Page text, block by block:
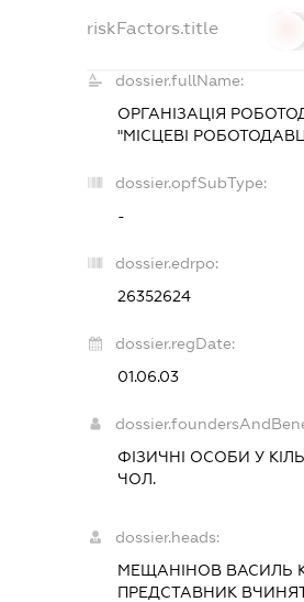
riskFactors.title
dossier.fullName:
ОРГАНІЗАЦІЯ
"МІСЦЕВІ
dossier.opfSubType:
-
dossier.edrpo:
26352624
dossier.regDate:
01.06.03
ФІЗИЧНІ ОСОБИ У
ЧОЛ.
dossier.heads:
МЕЩАНІНОВ ВАСИЛЬ
ПРЕДСТАВНИК